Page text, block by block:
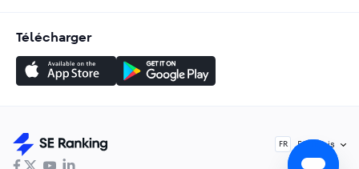
Télécharger
FR Français